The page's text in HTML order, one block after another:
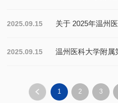
2025.09.15
2025.09.15
1 2 3